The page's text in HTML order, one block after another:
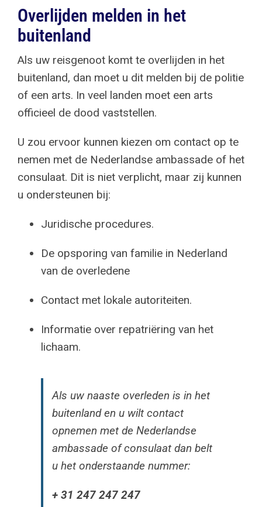
Overlijden melden in het
buitenland
Als uw reisgenoot komt te overlijden in het
buitenland, dan moet u dit melden bij de politie
of een arts. In veel landen moet een arts
officieel de dood vaststellen.
U zou ervoor kunnen kiezen om contact op te
nemen met de Nederlandse ambassade of het
consulaat. Dit is niet verplicht, maar zij kunnen
u ondersteunen bij:
Juridische procedures.
De opsporing van familie in Nederland
van de overledene
Contact met lokale autoriteiten.
Informatie over repatriëring van het
lichaam.
Als uw naaste overleden is in het
buitenland en u wilt contact
opnemen met de Nederlandse
ambassade of consulaat dan belt
u het onderstaande nummer:
+ 31 247 247 247